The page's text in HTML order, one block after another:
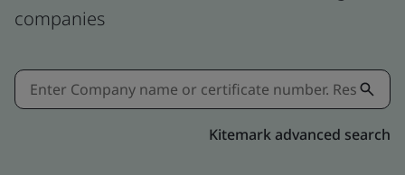
companies
Kitemark advanced search